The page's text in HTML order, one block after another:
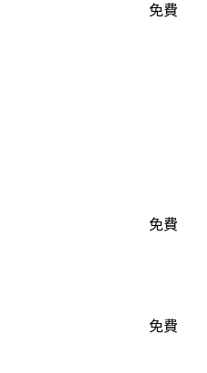
免費
免費
免費